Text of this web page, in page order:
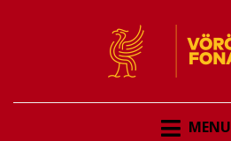
VÖRÖS FONAT
MENU